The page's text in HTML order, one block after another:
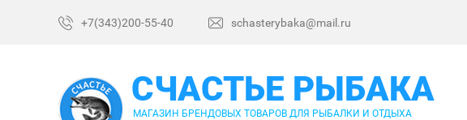
+7(343)200-55-40 schasterybaka@mail.ru
СЧАСТЬЕ РЫБАКА
МАГАЗИН БРЕНДОВЫХ ТОВАРОВ ДЛЯ РЫБАЛКИ И ОТДЫХА